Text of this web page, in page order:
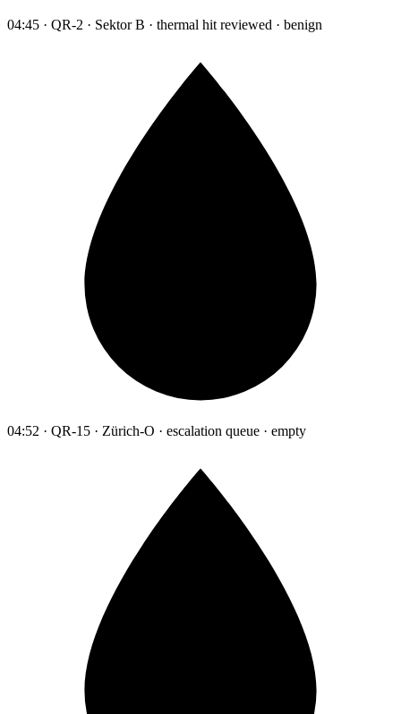
04:45 · QR-2 · Sektor B · thermal hit reviewed · benign
04:52 · QR-15 · Zürich-O · escalation queue · empty